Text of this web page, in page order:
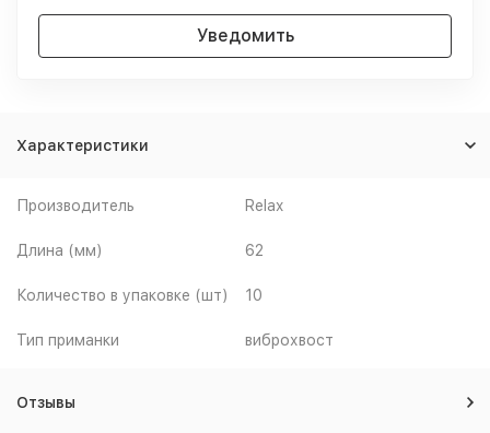
Уведомить
Характеристики
Производитель Relax
Длина (мм) 62
Количество в упаковке (шт) 10
Тип приманки виброхвост
Отзывы